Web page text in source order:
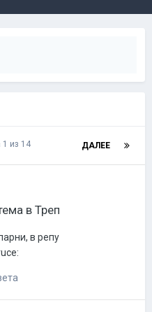
ДАЛЕЕ
1 из 14
в Треп
в репу